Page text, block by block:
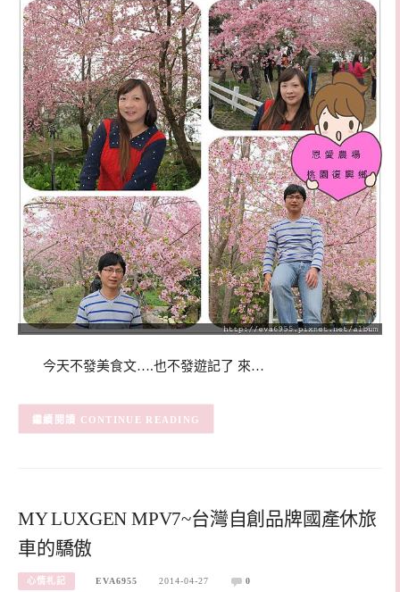
今天不發美食文….也不發遊記了 來…
CONTINUE READING
MY LUXGEN MPV7~台灣自創品牌國產休旅
車的驕傲
心情札記 EVA6955 2014-04-27 0